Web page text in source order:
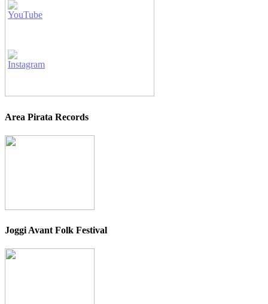
Area Pirata Records
Joggi Avant Folk Festival